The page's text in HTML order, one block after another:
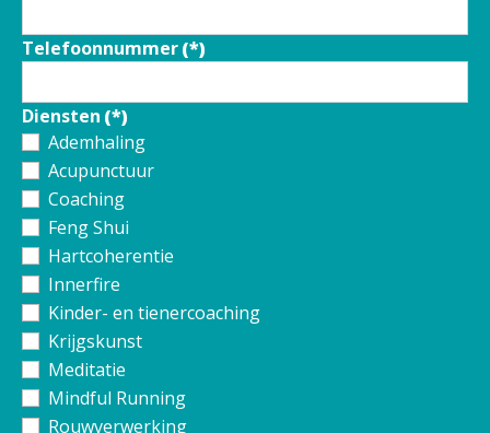
Telefoonnummer(*)
Diensten (*)
Ademhaling
Acupunctuur
Coaching
Feng Shui
Hartcoherentie
Innerfire
Kinder- en tienercoaching
Krijgskunst
Meditatie
Mindful Running
Rouwverwerking